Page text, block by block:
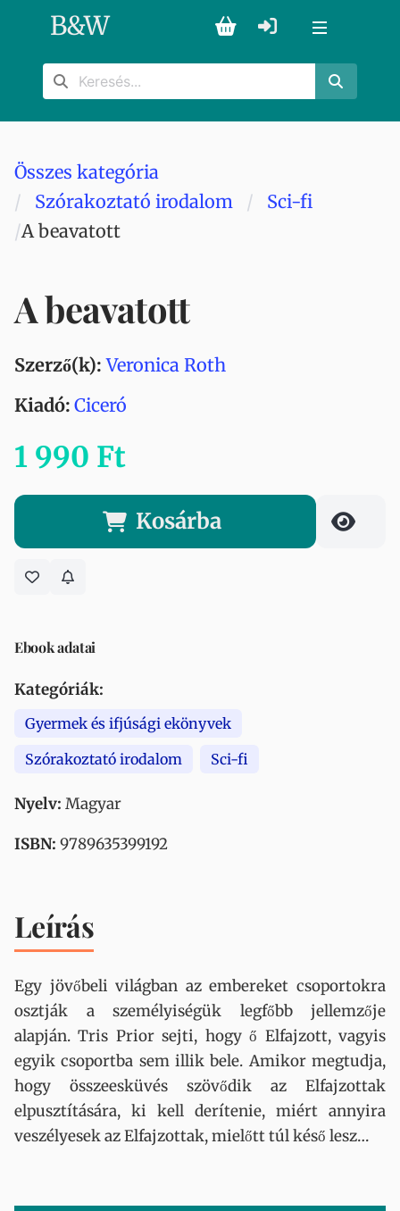
B&W
Összes kategória
Szórakoztató irodalom
Sci-fi
A beavatott
A beavatott
Szerző(k): Veronica Roth
Kiadó: Ciceró
1 990 Ft
Kosárba
Ebook adatai
Kategóriák:
Gyermek és ifjúsági ekönyvek
Szórakoztató irodalom
Sci-fi
Nyelv: Magyar
ISBN: 9789635399192
Leírás
Egy jövőbeli világban az embereket csoportokra
osztják a személyiségük legfőbb jellemzője
alapján. Tris Prior sejti, hogy ő Elfajzott, vagyis
egyik csoportba sem illik bele. Amikor megtudja,
hogy összeesküvés szövődik az Elfajzottak
elpusztítására, ki kell derítenie, miért annyira
veszélyesek az Elfajzottak, mielőtt túl késő lesz…